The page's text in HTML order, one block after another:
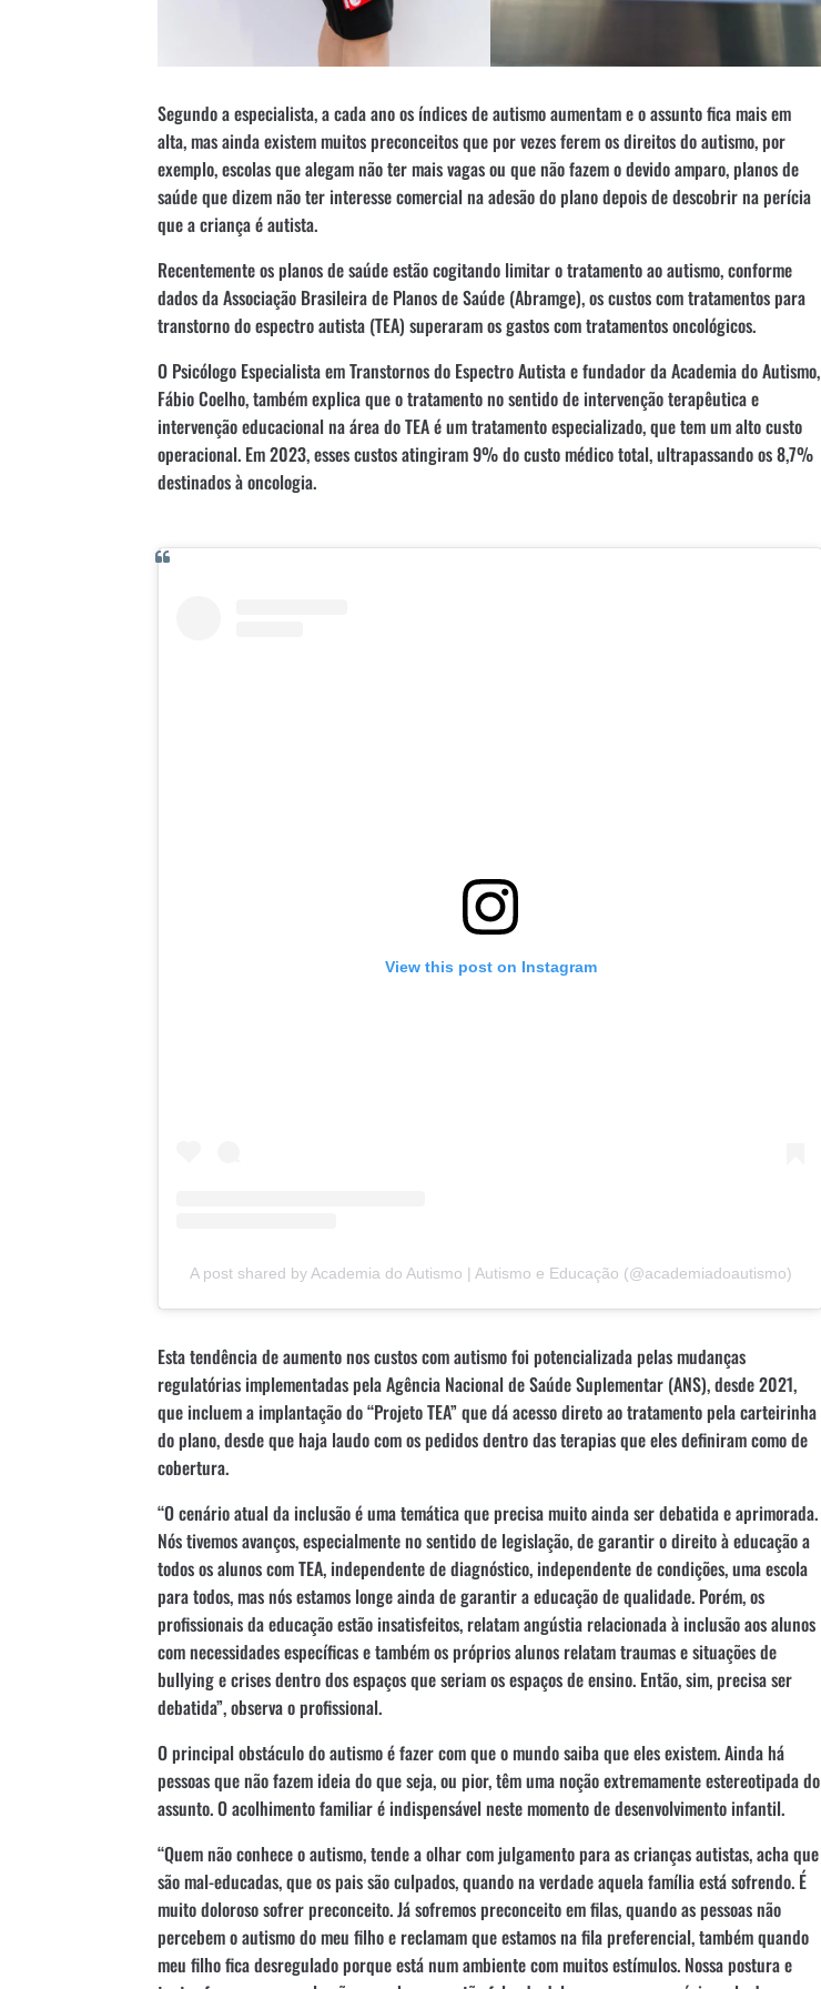
Segundo a especialista, a cada ano os índices de autismo aumentam e o assunto fica mais em
alta, mas ainda existem muitos preconceitos que por vezes ferem os direitos do autismo, por
exemplo, escolas que alegam não ter mais vagas ou que não fazem o devido amparo, planos de
saúde que dizem não ter interesse comercial na adesão do plano depois de descobrir na perícia
que a criança é autista.
Recentemente os planos de saúde estão cogitando limitar o tratamento ao autismo, conforme
dados da Associação Brasileira de Planos de Saúde (Abramge), os custos com tratamentos para
transtorno do espectro autista (TEA) superaram os gastos com tratamentos oncológicos.
O Psicólogo Especialista em Transtornos do Espectro Autista e fundador da Academia do Autismo,
Fábio Coelho, também explica que o tratamento no sentido de intervenção terapêutica e
intervenção educacional na área do TEA é um tratamento especializado, que tem um alto custo
operacional. Em 2023, esses custos atingiram 9% do custo médico total, ultrapassando os 8,7%
destinados à oncologia.
View this post on Instagram
A post shared by Academia do Autismo | Autismo e Educação (@academiadoautismo)
Esta tendência de aumento nos custos com autismo foi potencializada pelas mudanças
regulatórias implementadas pela Agência Nacional de Saúde Suplementar (ANS), desde 2021,
que incluem a implantação do “Projeto TEA” que dá acesso direto ao tratamento pela carteirinha
do plano, desde que haja laudo com os pedidos dentro das terapias que eles definiram como de
cobertura.
“O cenário atual da inclusão é uma temática que precisa muito ainda ser debatida e aprimorada.
Nós tivemos avanços, especialmente no sentido de legislação, de garantir o direito à educação a
todos os alunos com TEA, independente de diagnóstico, independente de condições, uma escola
para todos, mas nós estamos longe ainda de garantir a educação de qualidade. Porém, os
profissionais da educação estão insatisfeitos, relatam angústia relacionada à inclusão aos alunos
com necessidades específicas e também os próprios alunos relatam traumas e situações de
bullying e crises dentro dos espaços que seriam os espaços de ensino. Então, sim, precisa ser
debatida”, observa o profissional.
O principal obstáculo do autismo é fazer com que o mundo saiba que eles existem. Ainda há
pessoas que não fazem ideia do que seja, ou pior, têm uma noção extremamente estereotipada do
assunto. O acolhimento familiar é indispensável neste momento de desenvolvimento infantil.
“Quem não conhece o autismo, tende a olhar com julgamento para as crianças autistas, acha que
são mal-educadas, que os pais são culpados, quando na verdade aquela família está sofrendo. É
muito doloroso sofrer preconceito. Já sofremos preconceito em filas, quando as pessoas não
percebem o autismo do meu filho e reclamam que estamos na fila preferencial, também quando
meu filho fica desregulado porque está num ambiente com muitos estímulos. Nossa postura e